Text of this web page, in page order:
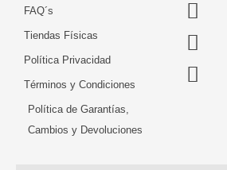
FAQ´s
Tiendas Físicas
Política Privacidad
Términos y Condiciones
Política de Garantías,
Cambios y Devoluciones